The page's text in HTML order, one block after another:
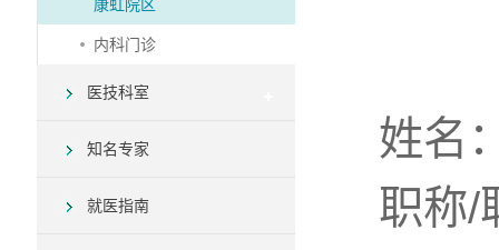
康虹院区
内科门诊
医技科室
知名专家
就医指南
姓名
职称/